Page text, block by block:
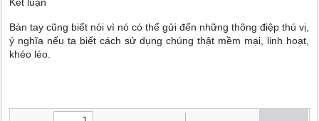
Bàn tay cũng biết nói vì nó có thể gửi đến những thông điệp thú vị,
ý nghĩa nếu ta biết cách sử dụng chúng thật mềm mại, linh hoạt,
khéo léo.